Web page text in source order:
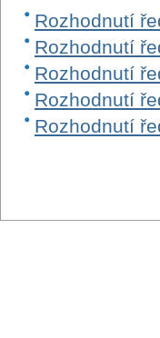
Rozhodnutí
Rozhodnutí
Rozhodnutí
Rozhodnutí
Rozhodnutí